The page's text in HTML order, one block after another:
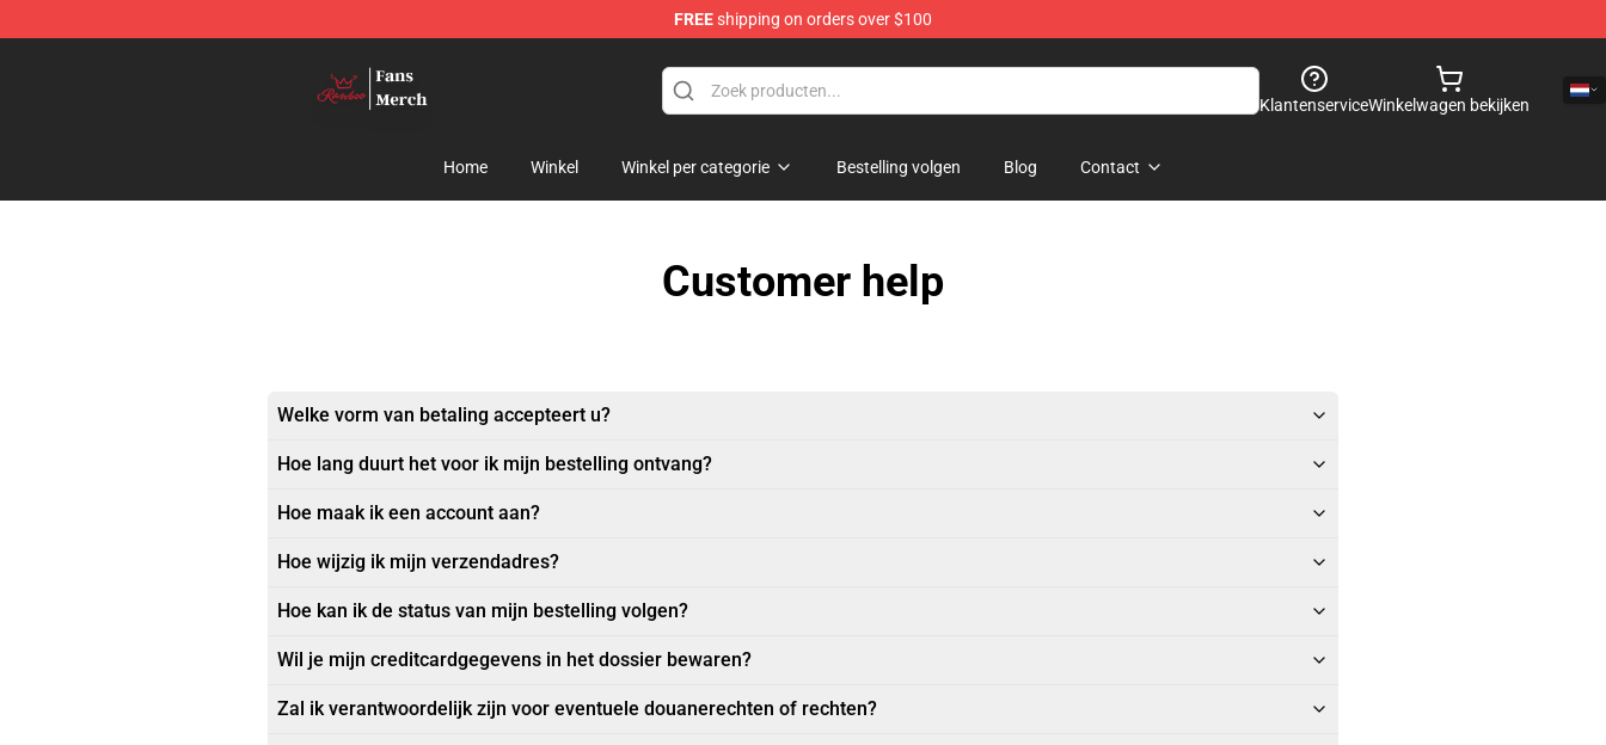
FREEshipping on orders over $100
KlantenserviceWinkelwagen bekijken
Home Winkel Winkel per categorie Bestelling volgen Blog Contact
Customer help
Welke vorm van betaling accepteert u?
Hoe lang duurt het voor ik mijn bestelling ontvang?
Hoe maak ik een account aan?
Hoe wijzig ik mijn verzendadres?
Hoe kan ik de status van mijn bestelling volgen?
Wil je mijn creditcardgegevens in het dossier bewaren?
Zal ik verantwoordelijk zijn voor eventuele douanerechten of rechten?